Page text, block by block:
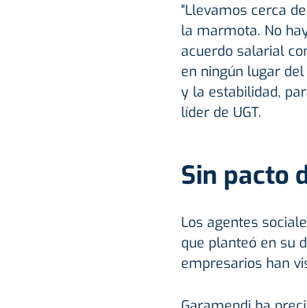
"Llevamos cerca
la marmota. No
acuerdo salarial
en ningún lugar
y la estabilidad,
líder de UGT.
Sin pacto
Los agentes
que planteó en su
empresarios han